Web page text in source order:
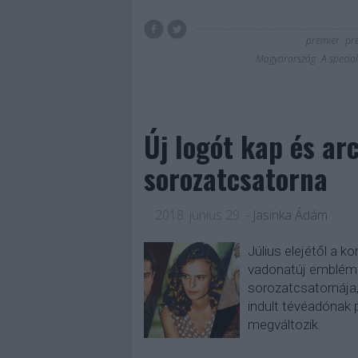
premier
Magyarország A
Új logót kap és
sorozatcsatorna
2018. június 29. Jasinka Ádám
Július elejétől a
vadonatúj
indult tévéadónak
megváltozik.